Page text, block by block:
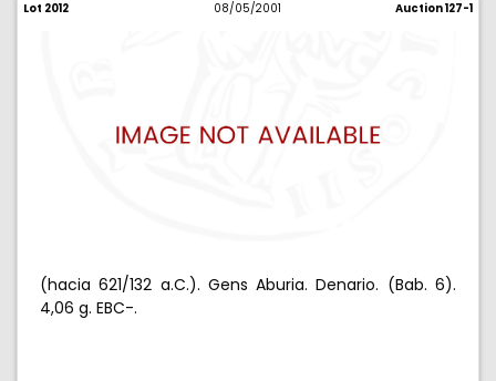
Lot 2012 08/05/2001 Auction 127-1
(hacia 621/132 a.C.). Gens Aburia. Denario. (Bab. 6).
4,06 g. EBC-.